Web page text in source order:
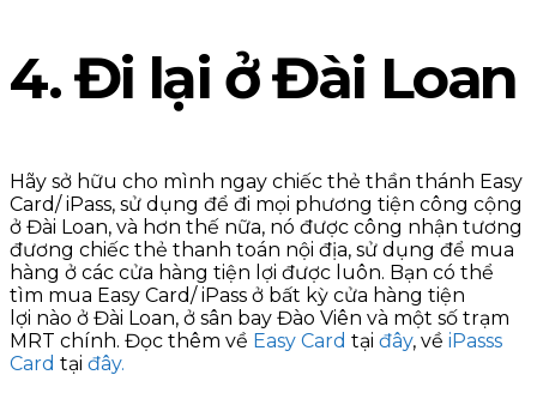
4. Đi lại ở Đài Loan
Hãy sở hữu cho mình ngay chiếc thẻ thần thánh Easy
Card/ iPass, sử dụng để đi mọi phương tiện công cộng
ở Đài Loan, và hơn thế nữa, nó được công nhận tương
đương chiếc thẻ thanh toán nội địa, sử dụng để mua
hàng ở các cửa hàng tiện lợi được luôn. Bạn có thể
tìm mua Easy Card/ iPass ở bất kỳ cửa hàng tiện
lợi nào ở Đài Loan, ở sân bay Đào Viên và một số trạm
MRT chính. Đọc thêm về Easy Card tại đây, về iPasss
Card tại đây.